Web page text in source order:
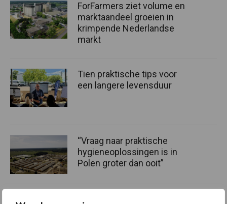
ForFarmers ziet volume en
marktaandeel groeien in
krimpende Nederlandse
markt
Tien praktische tips voor
een langere levensduur
“Vraag naar praktische
hygieneoplossingen is in
Polen groter dan ooit”